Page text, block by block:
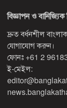
বিজ্ঞাপন ও বানিজ্যিক
দ্রুত বর্ধনশীল
যোগাযোগ করুন।
ফোনঃ +61 2
ই-মেইল: